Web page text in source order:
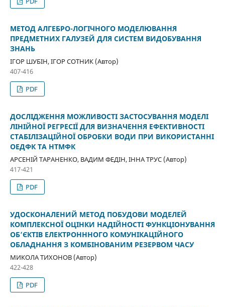
МЕТОД АЛГЕБРО-ЛОГІЧНОГО МОДЕЛЮВАННЯ
ПРЕДМЕТНИХ ГАЛУЗЕЙ ДЛЯ СИСТЕМ ВИДОБУВАННЯ
ЗНАНЬ
ІГОР ШУБІН, ІГОР СОТНИК (Автор)
407-416
PDF
ДОСЛІДЖЕННЯ МОЖЛИВОСТІ ЗАСТОСУВАННЯ МОДЕЛІ
ЛІНІЙНОЇ РЕГРЕСІЇ ДЛЯ ВИЗНАЧЕННЯ ЕФЕКТИВНОСТІ
СТАБІЛІЗАЦІЙНОЇ ОБРОБКИ ВОДИ ПРИ ВИКОРИСТАННІ
ОЕДФК ТА НТМФК
АРСЕНІЙ ТАРАНЕНКО, ВАДИМ ФЕДІН, ІННА ТРУС (Автор)
417-421
PDF
УДОСКОНАЛЕНИЙ МЕТОД ПОБУДОВИ МОДЕЛЕЙ
КОМПЛЕКСНОЇ ОЦІНКИ НАДІЙНОСТІ ФУНКЦІОНУВАННЯ
ОБ’ЄКТІВ ЕЛЕКТРОНННОГО КОМУНІКАЦІЙНОГО
ОБЛАДНАННЯ З КОМБІНОВАНИМ РЕЗЕРВОМ ЧАСУ
МИКОЛА ТИХОНОВ (Автор)
422-428
PDF